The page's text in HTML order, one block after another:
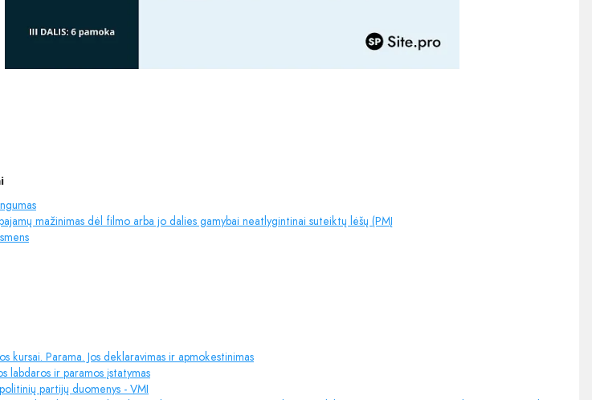
mažinimas dėl filmo arba jo dalies gamybai neatlygintinai suteiktų lėšų (PMĮ
kursai. Parama. Jos deklaravimas ir apmokestinimas
labdaros ir paramos įstatymas
partijų duomenys - VMI